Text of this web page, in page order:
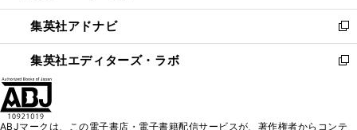
開
く
ウ
で
開
く
ン
ド
ウ
で
ウ
ィ
ン
ド
集英社アドナビ
新
し
い
集英社エディターズ・ラボ
新
ABJマークは、この電子書店・電子書籍配信サービスが、著作権者からコンテ